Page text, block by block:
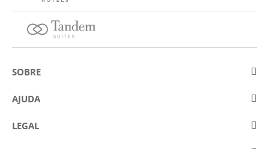
SOBRE
Sobre a Eurostars Hotel Company
Concursos
AJUDA
Contactar
LEGAL